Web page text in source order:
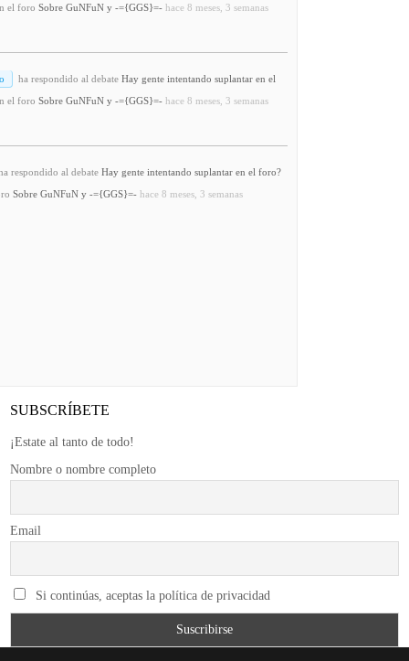
el foro Sobre GuNFuN y -={GGS}=- hace 8 meses, 3 semanas
ha respondido al debate Hay gente intentando suplantar en el
el foro Sobre GuNFuN y -={GGS}=- hace 8 meses, 3 semanas
respondido al debate Hay gente intentando suplantar en el foro?
Sobre GuNFuN y -={GGS}=- hace 8 meses, 3 semanas
SUBSCRÍBETE
¡Estate al tanto de todo!
Nombre o nombre completo
Email
Si continúas, aceptas la política de privacidad